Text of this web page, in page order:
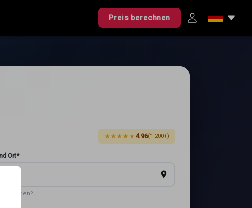
Preis berechnen
★★★★★ 4.96(1.200+)
Ort*
werden?